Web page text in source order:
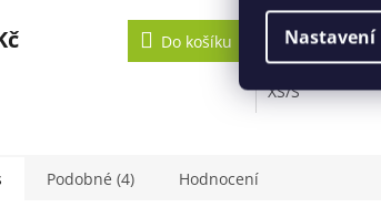
Nastavení
Do košíku 1 599 Kč
XS/S
Podobné (4) Hodnocení